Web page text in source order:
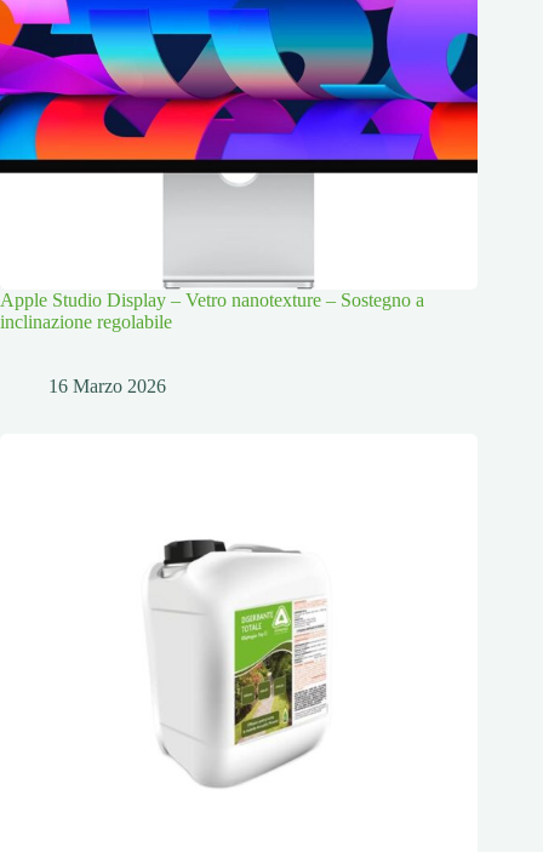
Apple Studio Display – Vetro nanotexture – Sostegno a
inclinazione regolabile
16 Marzo 2026